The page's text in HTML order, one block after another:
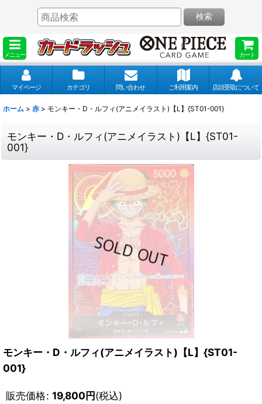
メニュー カート
検索
マイページ カテゴリ 問い合わせ ご利用案内 店頭受取について
ホーム > 赤 > モンキー・D・ルフィ(アニメイラスト)【L】{ST01-001}
モンキー・D・ルフィ(アニメイラスト)【L】{ST01-
001}
モンキー・D・ルフィ(アニメイラスト)【L】{ST01-
001}
販売価格: 19,800円(税込)